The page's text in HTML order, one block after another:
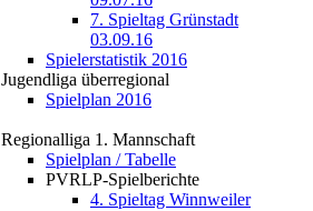
7. Spieltag Grünstadt
03.09.16
Spielerstatistik 2016
Jugendliga überregional
Spielplan 2016
Regionalliga 1. Mannschaft
Spielplan / Tabelle
PVRLP-Spielberichte
4. Spieltag Winnweiler